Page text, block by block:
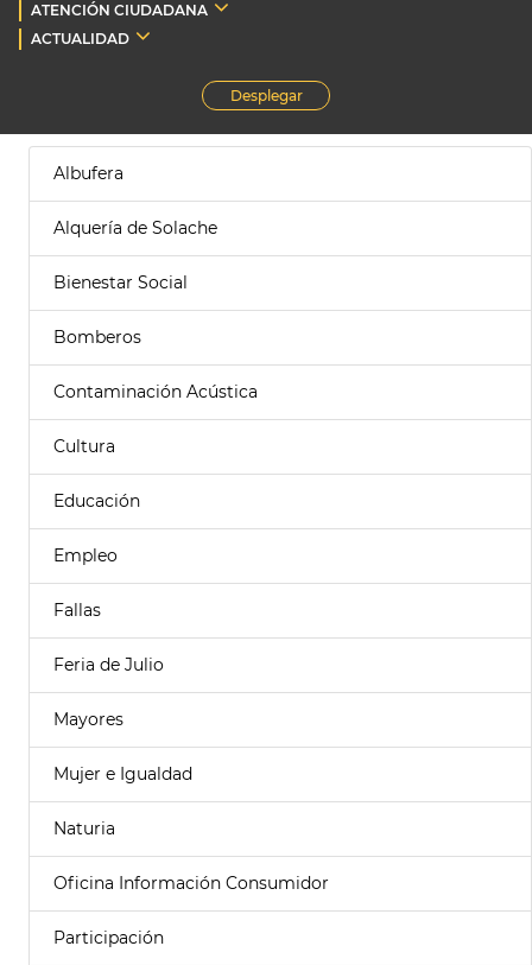
ATENCIÓN CIUDADANA
ACTUALIDAD
Desplegar
Albufera
Alquería de Solache
Bienestar Social
Bomberos
Contaminación Acústica
Cultura
Educación
Empleo
Fallas
Feria de Julio
Mayores
Mujer e Igualdad
Naturia
Oficina Información Consumidor
Participación